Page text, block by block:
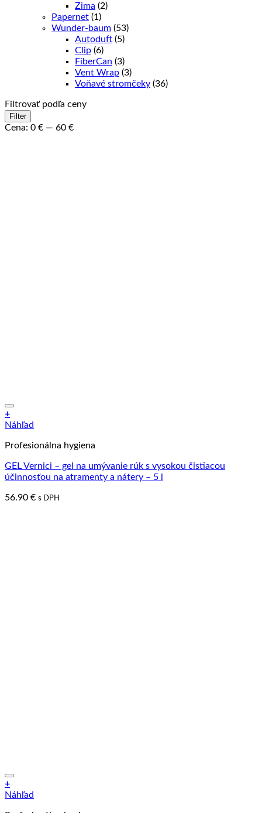
Zima (2)
Papernet (1)
Wunder-baum (53)
Autoduft (5)
Clip (6)
FiberCan (3)
Vent Wrap (3)
Voňavé stromčeky (36)
Filtrovať podľa ceny
Minimálna
cena
Maximálna
cena
Filter
Cena: 0 € — 60 €
+
Náhľad
Profesionálna hygiena
GEL Vernici – gel na umývanie rúk s vysokou čistiacou
účinnosťou na atramenty a nátery – 5 l
56.90 € s DPH
+
This
Náhľad